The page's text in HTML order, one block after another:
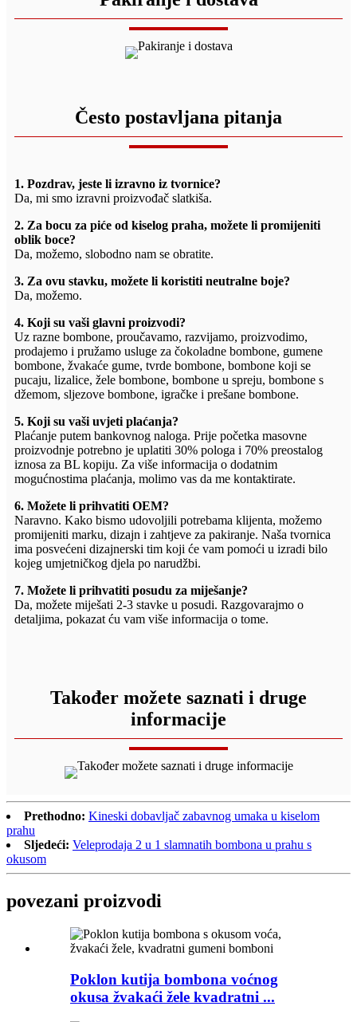
Često postavljana pitanja
1. Pozdrav, jeste li izravno iz tvornice?
Da, mi smo izravni proizvođač slatkiša.
2. Za bocu za piće od kiselog praha, možete li promijeniti
oblik boce?
Da, možemo, slobodno nam se obratite.
3. Za ovu stavku, možete li koristiti neutralne boje?
Da, možemo.
4. Koji su vaši glavni proizvodi?
Uz razne bombone, proučavamo, razvijamo, proizvodimo,
prodajemo i pružamo usluge za čokoladne bombone, gumene
bombone, žvakaće gume, tvrde bombone, bombone koji se
pucaju, lizalice, žele bombone, bombone u spreju, bombone s
džemom, sljezove bombone, igračke i prešane bombone.
5. Koji su vaši uvjeti plaćanja?
Plaćanje putem bankovnog naloga. Prije početka masovne
proizvodnje potrebno je uplatiti 30% pologa i 70% preostalog
iznosa za BL kopiju. Za više informacija o dodatnim
mogućnostima plaćanja, molimo vas da me kontaktirate.
6. Možete li prihvatiti OEM?
Naravno. Kako bismo udovoljili potrebama klijenta, možemo
promijeniti marku, dizajn i zahtjeve za pakiranje. Naša tvornica
ima posvećeni dizajnerski tim koji će vam pomoći u izradi bilo
kojeg umjetničkog djela po narudžbi.
7. Možete li prihvatiti posudu za miješanje?
Da, možete miješati 2-3 stavke u posudi. Razgovarajmo o
detaljima, pokazat ću vam više informacija o tome.
Također možete saznati i druge
informacije
Prethodno: Kineski dobavljač zabavnog umaka u kiselom
prahu
Sljedeći: Veleprodaja 2 u 1 slamnatih bombona u prahu s
okusom
povezani proizvodi
Poklon kutija bombona voćnog
okusa žvakaći žele kvadratni ...